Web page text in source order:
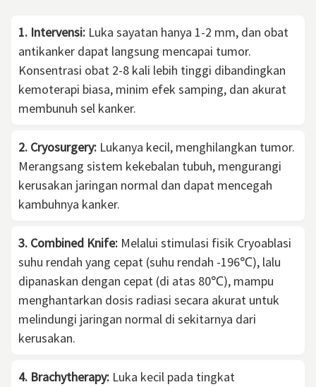
1. Intervensi: Luka sayatan hanya 1-2 mm, dan obat
antikanker dapat langsung mencapai tumor.
Konsentrasi obat 2-8 kali lebih tinggi dibandingkan
kemoterapi biasa, minim efek samping, dan akurat
membunuh sel kanker.
2. Cryosurgery: Lukanya kecil, menghilangkan tumor.
Merangsang sistem kekebalan tubuh, mengurangi
kerusakan jaringan normal dan dapat mencegah
kambuhnya kanker.
3. Combined Knife: Melalui stimulasi fisik Cryoablasi
suhu rendah yang cepat (suhu rendah -196℃), lalu
dipanaskan dengan cepat (di atas 80℃), mampu
menghantarkan dosis radiasi secara akurat untuk
melindungi jaringan normal di sekitarnya dari
kerusakan.
4. Brachytherapy: Luka kecil pada tingkat